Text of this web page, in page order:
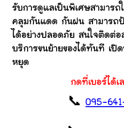
รับการดูแลเป็นพิเศษสามารถ
คลุมกันแดด กันฝน สามารถป้
ได้อย่างปลอดภัย สนใจติดต่อ
บริการขนย้ายของได้ทันที เปิ
หยุด
กดที่เบอร์ได้เ
📞095-